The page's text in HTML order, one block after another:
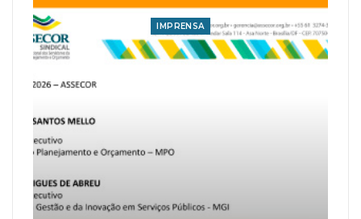
IMPRENSA